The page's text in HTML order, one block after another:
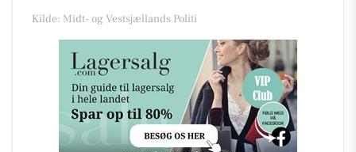
Kilde: Midt- og Vestsjællands Politi